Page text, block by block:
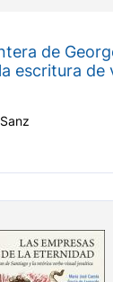
de
escritura de